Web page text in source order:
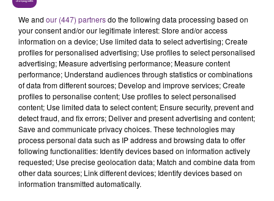
15h21
15h21
LINKIN PARK
Lost
15h18
15h18
ORIA
Soiree Mondaine
15h10
15h10
We and our (447) partnersdo the following data processing based on
your consent and/or our legitimate interest: Store and/or access
information on a device; Use limited data to select advertising; Create
profiles for personalised advertising; Use profiles to select personalised
advertising; Measure advertising performance; Measure content
performance; Understand audiences through statistics or combinations
of data from different sources; Develop and improve services; Create
profiles to personalise content; Use profiles to select personalised
content; Use limited data to select content; Ensure security, prevent and
detect fraud, and fix errors; Deliver and present advertising and content;
Save and communicate privacy choices. These technologies may
process personal data such as IP address and browsing data to offer
following functionalities: Identify devices based on information actively
requested; Use precise geolocation data; Match and combine data from
other data sources; Link different devices; Identify devices based on
information transmitted automatically.